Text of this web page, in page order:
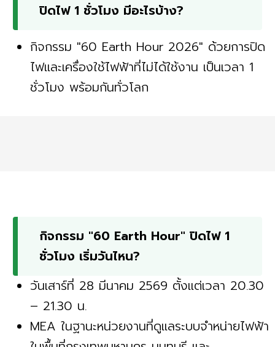
ปิดไฟ 1 ชั่วโมง มีอะไรบ้าง?
กิจกรรม "60 Earth Hour 2026" ด้วยการปิด
ไฟและเครื่องใช้ไฟฟ้าที่ไม่ได้ใช้งาน เป็นเวลา 1
ชั่วโมง พร้อมกันทั่วโลก
กิจกรรม "60 Earth Hour" ปิดไฟ 1
ชั่วโมง เริ่มวันไหน?
วันเสาร์ที่ 28 มีนาคม 2569 ตั้งแต่เวลา 20.30
– 21.30 น.
MEA ในฐานะหน่วยงานที่ดูแลระบบจำหน่ายไฟฟ้า